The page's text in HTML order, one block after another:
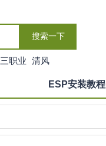
搜索一下
三职业 清风
ESP安装教程